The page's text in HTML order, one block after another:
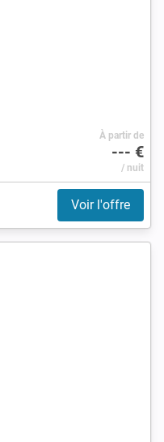
À partir de
--- €
/ nuit
Voir l'offre